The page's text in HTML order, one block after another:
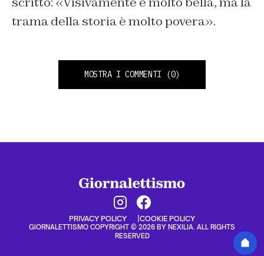
trama della storia è molto povera».
MOSTRA I COMMENTI (0)
PRIVACY POLICY COOKIE POLICY
GIORNALETTISMO COPYRIGHT © 2026 BY NEXILIA. ALL RIGHTS
RESERVED